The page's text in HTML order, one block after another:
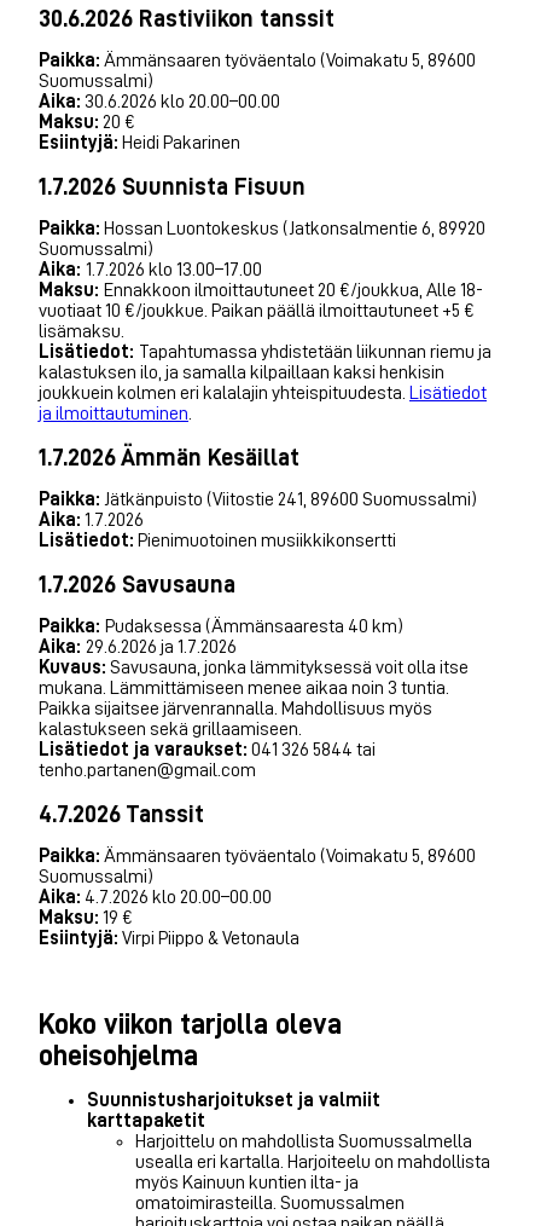
30.6.2026 Rastiviikon tanssit
Paikka: Ämmänsaaren työväentalo (Voimakatu 5, 89600
Suomussalmi)
Aika: 30.6.2026 klo 20.00–00.00
Maksu: 20 €
Esiintyjä: Heidi Pakarinen
1.7.2026 Suunnista Fisuun
Paikka: Hossan Luontokeskus (Jatkonsalmentie 6, 89920
Suomussalmi)
Aika: 1.7.2026 klo 13.00–17.00
Maksu: Ennakkoon ilmoittautuneet 20 €/joukkua, Alle 18-
vuotiaat 10 €/joukkue. Paikan päällä ilmoittautuneet +5 €
lisämaksu.
Lisätiedot: Tapahtumassa yhdistetään liikunnan riemu ja
kalastuksen ilo, ja samalla kilpaillaan kaksi henkisin
joukkuein kolmen eri kalalajin yhteispituudesta.
Lisätiedot
ja ilmoittautuminen
1.7.2026 Ämmän Kesäillat
Paikka: Jätkänpuisto (Viitostie 241, 89600 Suomussalmi)
Aika: 1.7.2026
Lisätiedot: Pienimuotoinen musiikkikonsertti
1.7.2026 Savusauna
Paikka: Pudaksessa (Ämmänsaaresta 40 km)
Aika: 29.6.2026 ja 1.7.2026
Kuvaus: Savusauna, jonka lämmityksessä voit olla itse
mukana. Lämmittämiseen menee aikaa noin 3 tuntia.
Paikka sijaitsee järvenrannalla. Mahdollisuus myös
kalastukseen sekä grillaamiseen.
Lisätiedot ja varaukset: 041 326 5844 tai
tenho.partanen@gmail.com
4.7.2026 Tanssit
Paikka: Ämmänsaaren työväentalo (Voimakatu 5, 89600
Suomussalmi)
Aika: 4.7.2026 klo 20.00–00.00
Maksu: 19 €
Esiintyjä: Virpi Piippo & Vetonaula
Koko viikon tarjolla oleva
oheisohjelma
Suunnistusharjoitukset ja valmiit
karttapaketit
Harjoittelu on mahdollista Suomussalmella
usealla eri kartalla. Harjoiteelu on mahdollista
myös Kainuun kuntien ilta- ja
omatoimirasteilla. Suomussalmen